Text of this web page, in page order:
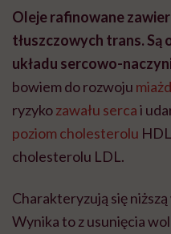
Oleje rafinowane
tłuszczowych trans. Są
układu sercowo-
bowiem do rozwoju
ryzykozawału sercai
poziom cholesterolu
cholesterolu LDL.
Charakteryzują się
Wynika to z usunięcia